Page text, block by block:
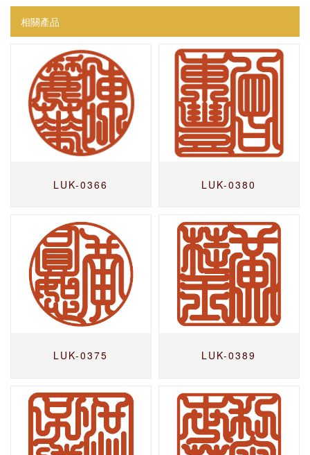
相關產品
LUK-0366 LUK-0380
LUK-0375 LUK-0389